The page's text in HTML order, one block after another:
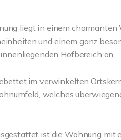
liegt in einem charmanten
und einem ganz
Hofbereich an.
im verwinkelten
welches
ist die Wohnung mit